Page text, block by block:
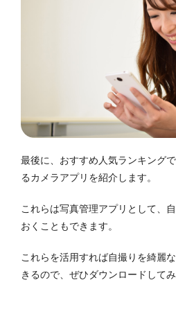
最後に、おすすめ人気ランキング
るカメラアプリを紹介します。
これらは写真管理アプリとして、
おくこともできます。
これらを活用すれば自撮りを綺麗
きるので、ぜひダウンロードしてみ